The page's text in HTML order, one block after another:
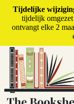
Tijdelijke
tijdelijk omgezet
ontvangt elke 2